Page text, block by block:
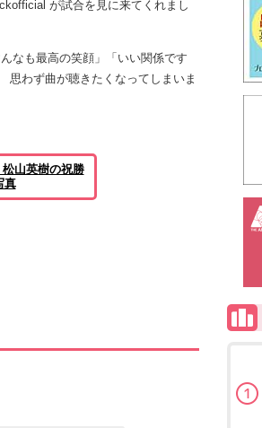
が試合を見に来てくれまし
なも最高の笑顔」「いい関係です
わず曲が聴きたくなってしまいま
山英樹の祝勝
真